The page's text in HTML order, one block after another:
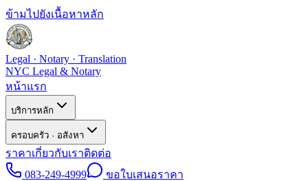
ข้ามไปยังเนื้อหาหลัก
Legal · Notary · Translation
NYC Legal & Notary
หน้าแรก
บริการหลัก
ครอบครัว · อสังหา
ราคาเกี่ยวกับเราติดต่อ
083-249-4999
ขอใบเสนอราคา